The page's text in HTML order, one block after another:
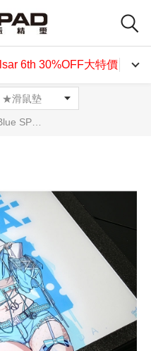
6th 30%OFF大特價🔥
玻璃鼠墊